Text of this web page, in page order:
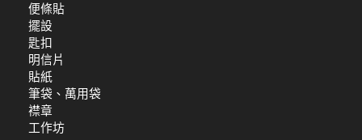
便條貼
擺設
匙扣
明信片
貼紙
筆袋、萬用袋
襟章
工作坊